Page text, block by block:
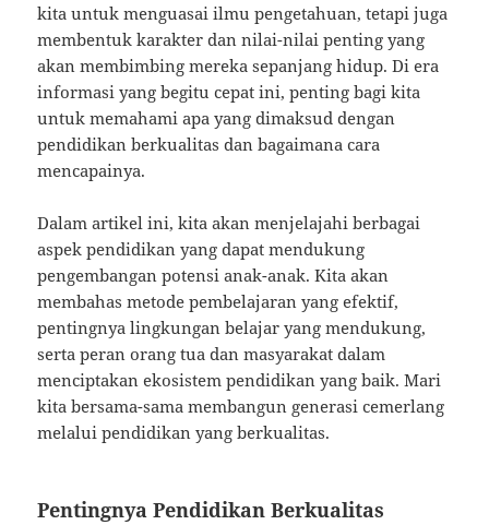
kita untuk menguasai ilmu pengetahuan, tetapi juga
membentuk karakter dan nilai-nilai penting yang
akan membimbing mereka sepanjang hidup. Di era
informasi yang begitu cepat ini, penting bagi kita
untuk memahami apa yang dimaksud dengan
pendidikan berkualitas dan bagaimana cara
mencapainya.
Dalam artikel ini, kita akan menjelajahi berbagai
aspek pendidikan yang dapat mendukung
pengembangan potensi anak-anak. Kita akan
membahas metode pembelajaran yang efektif,
pentingnya lingkungan belajar yang mendukung,
serta peran orang tua dan masyarakat dalam
menciptakan ekosistem pendidikan yang baik. Mari
kita bersama-sama membangun generasi cemerlang
melalui pendidikan yang berkualitas.
Pentingnya Pendidikan Berkualitas